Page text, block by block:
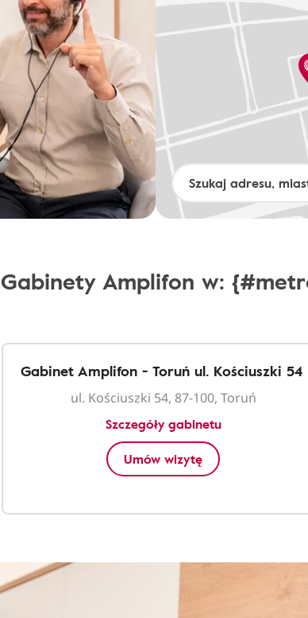
Gabinety Amplifon w:
Gabinet Amplifon - Toruń ul. Kościuszki 54
ul. Kościuszki 54, 87-100, Toruń
Szczegóły gabinetu
Umów wizytę